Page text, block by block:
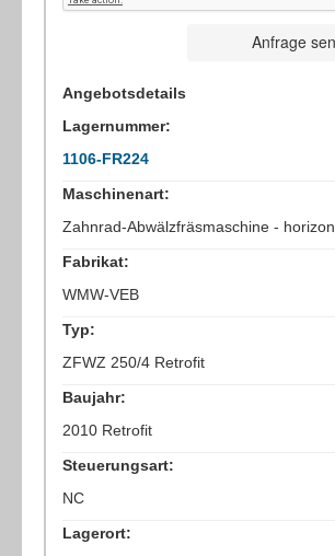
Anfrage
Angebotsdetails
Lagernummer:
1106-FR224
Maschinenart:
Zahnrad-Abwälzfräsmaschine -
Fabrikat:
WMW-VEB
Typ:
ZFWZ 250/4 Retrofit
Baujahr:
2010 Retrofit
Steuerungsart:
NC
Lagerort: